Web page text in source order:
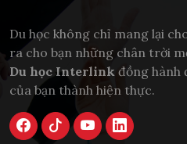
Du học không chỉ mang lại
ra cho bạn những chân trời
Du học Interlink đồng hành
của bạn thành hiện thực.